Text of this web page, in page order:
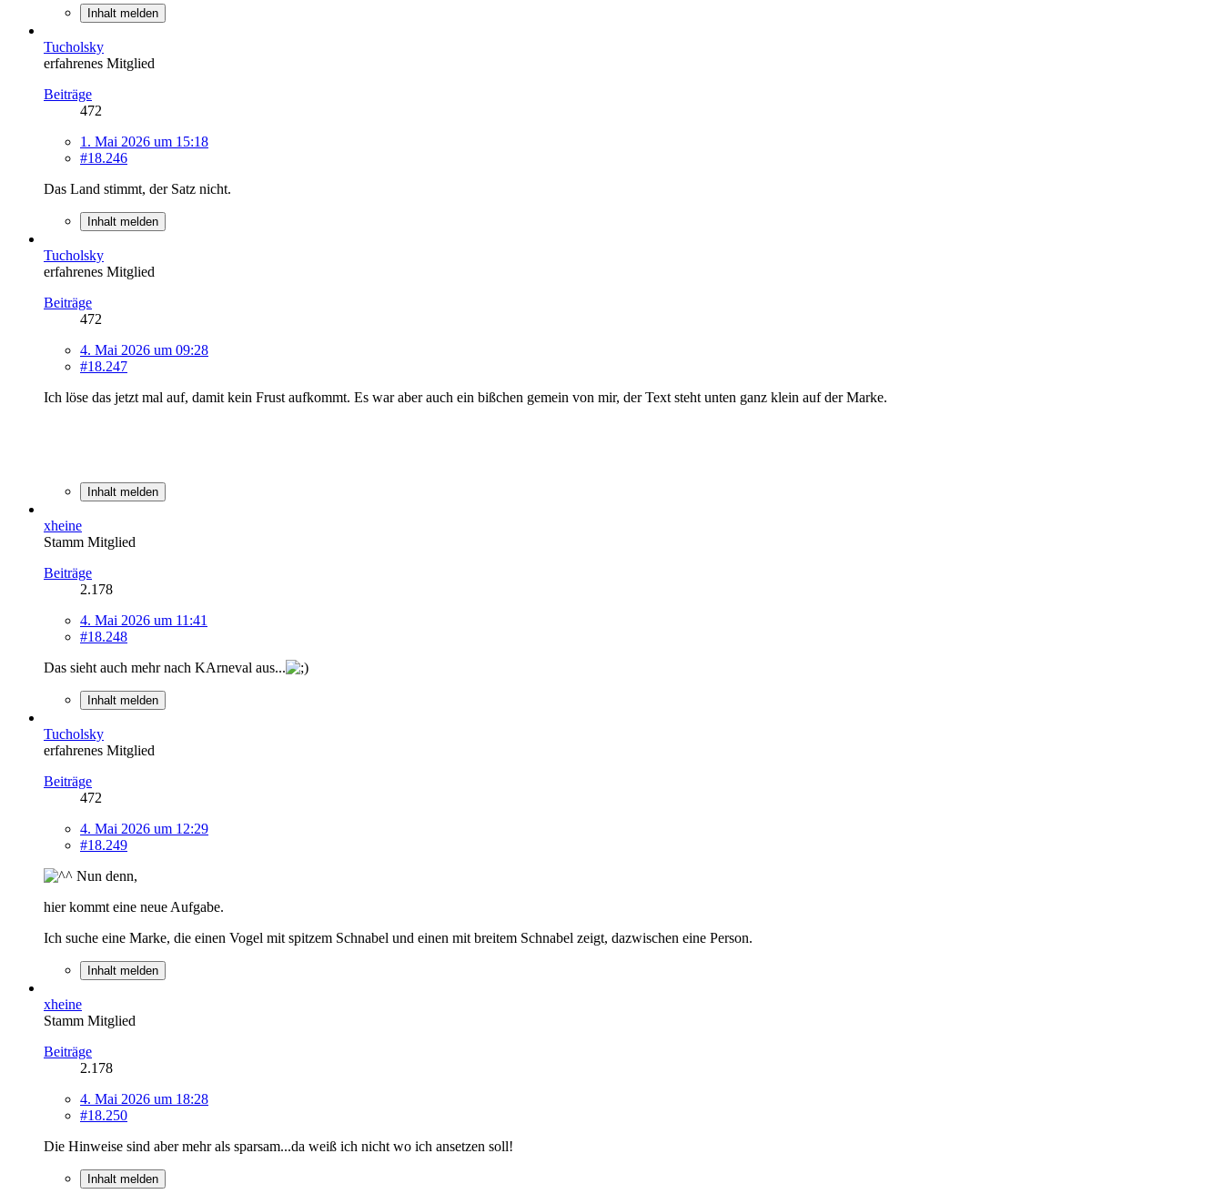
Inhalt melden
Tucholsky
erfahrenes Mitglied
Beiträge
472
1. Mai 2026 um 15:18
#18.246
Das Land stimmt, der Satz nicht.
Inhalt melden
Tucholsky
erfahrenes Mitglied
Beiträge
472
4. Mai 2026 um 09:28
#18.247
Ich löse das jetzt mal auf, damit kein Frust aufkommt. Es war aber auch ein bißchen gemein von mir, der Text steht unten ganz klein auf der Marke.
Inhalt melden
xheine
Stamm Mitglied
Beiträge
2.178
4. Mai 2026 um 11:41
#18.248
Das sieht auch mehr nach KArneval aus...
Inhalt melden
Tucholsky
erfahrenes Mitglied
Beiträge
472
4. Mai 2026 um 12:29
#18.249
Nun denn,
hier kommt eine neue Aufgabe.
Ich suche eine Marke, die einen Vogel mit spitzem Schnabel und einen mit breitem Schnabel zeigt, dazwischen eine Person.
Inhalt melden
xheine
Stamm Mitglied
Beiträge
2.178
4. Mai 2026 um 18:28
#18.250
Die Hinweise sind aber mehr als sparsam...da weiß ich nicht wo ich ansetzen soll!
Inhalt melden